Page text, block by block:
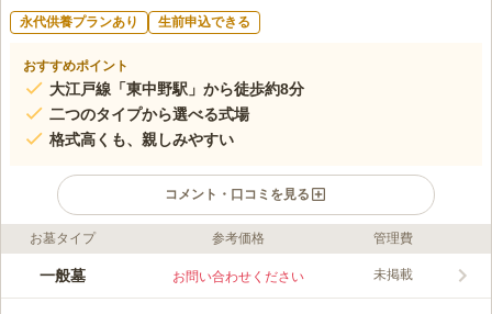
永代供養プランあり 生前申込できる
おすすめポイント
大江戸線「東中野駅」から徒歩約8分
二つのタイプから選べる式場
格式高くも、親しみやすい
コメント・口コミを見る
ライフドット編集部のコメント
慶長7年(1602)創建したといわれる曹洞宗の寺院で、歴史深くも
お墓タイプ 参考価格 管理費
一般墓 お問い合わせください 未掲載